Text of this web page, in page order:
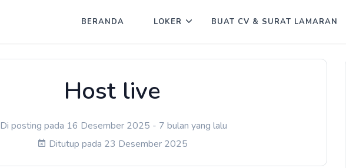
BERANDA LOKER BUAT CV & SURAT LAMARAN
Host live
Di posting pada 16 Desember 2025 - 7 bulan yang lalu
Ditutup pada 23 Desember 2025